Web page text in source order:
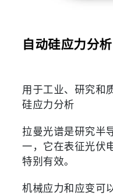
自动硅应力分析
用于工业、研究和
硅应力分析
拉曼光谱是研究半
一，它在表征光伏
特别有效。
机械应力和应变可